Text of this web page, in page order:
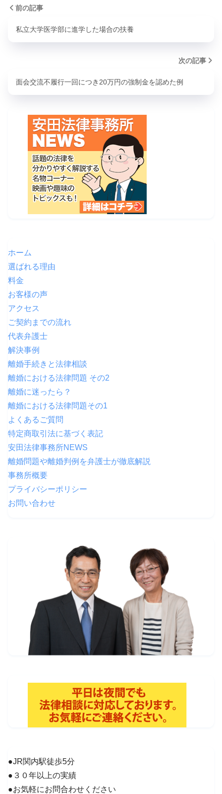
前の記事
私立大学医学部に進学した場合の扶養
次の記事
面会交流不履行一回につき20万円の強制金を認めた例
ホーム
選ばれる理由
料金
お客様の声
アクセス
ご契約までの流れ
代表弁護士
解決事例
離婚手続きと法律相談
離婚における法律問題 その2
離婚に迷ったら？
離婚における法律問題その1
よくあるご質問
特定商取引法に基づく表記
安田法律事務所NEWS
離婚問題や離婚判例を弁護士が徹底解説
事務所概要
プライバシーポリシー
お問い合わせ
●JR関内駅徒歩5分
●３０年以上の実績
●お気軽にお問合わせください